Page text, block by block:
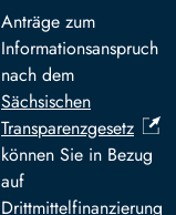
Anträge zum
Informationsanspruch
nach dem
Sächsischen
Transparenzgesetz
können Sie in Bezug
auf
Drittmittelfinanzierung